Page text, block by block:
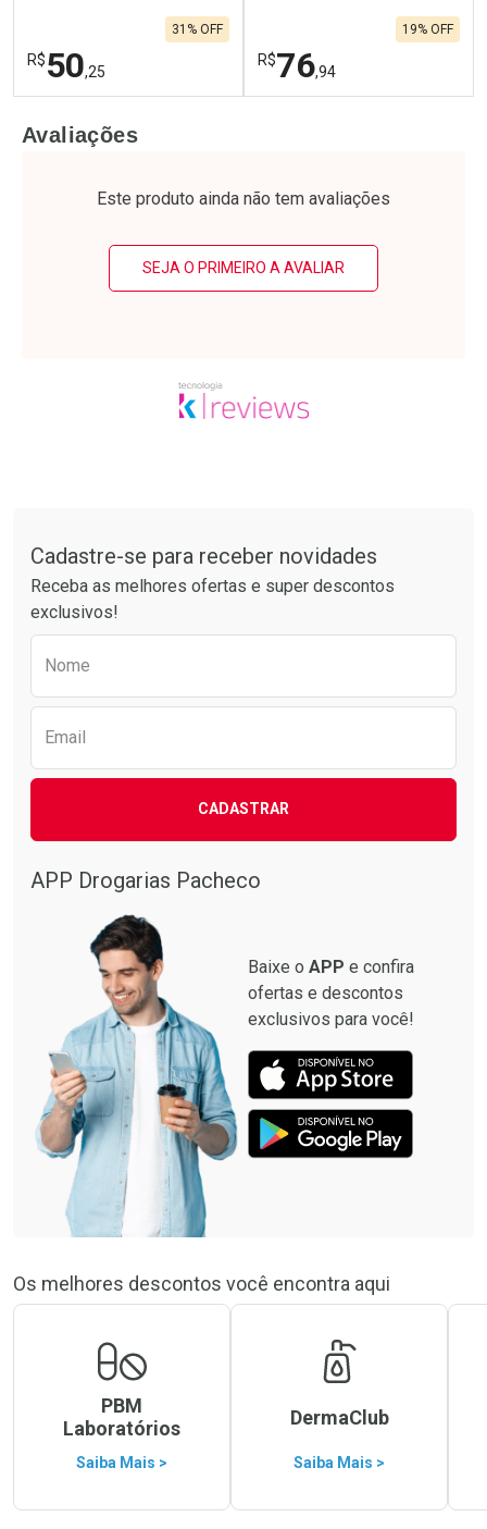
R$50,25
31% OFF
Laboratório
Por R$ 50,25/cada
Por Menos
R$76,94
19% OFF
Laboratório
Por R$ 76,94/cada
Por Menos
Avaliações
Este produto ainda não tem avaliações
SEJA O PRIMEIRO A AVALIAR
Cadastre-se para receber novidades
Receba as melhores ofertas e super descontos
exclusivos!
Nome
Email
CADASTRAR
APP Drogarias Pacheco
Baixe o APP e confira
ofertas e descontos
exclusivos para você!
Os melhores descontos você encontra aqui
PBM
Laboratórios
Saiba Mais >
DermaClub
Saiba Mais >